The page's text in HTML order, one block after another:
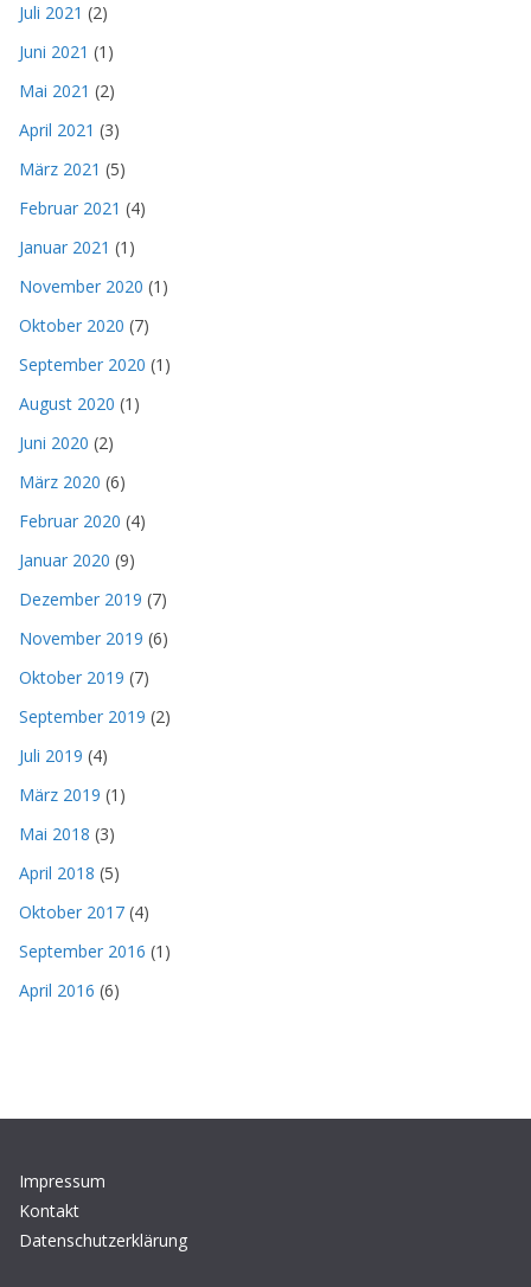
Juli 2021 (2)
Juni 2021 (1)
Mai 2021 (2)
April 2021 (3)
März 2021 (5)
Februar 2021 (4)
Januar 2021 (1)
November 2020 (1)
Oktober 2020 (7)
September 2020 (1)
August 2020 (1)
Juni 2020 (2)
März 2020 (6)
Februar 2020 (4)
Januar 2020 (9)
Dezember 2019 (7)
November 2019 (6)
Oktober 2019 (7)
September 2019 (2)
Juli 2019 (4)
März 2019 (1)
Mai 2018 (3)
April 2018 (5)
Oktober 2017 (4)
September 2016 (1)
April 2016 (6)
Impressum
Kontakt
Datenschutzerklärung